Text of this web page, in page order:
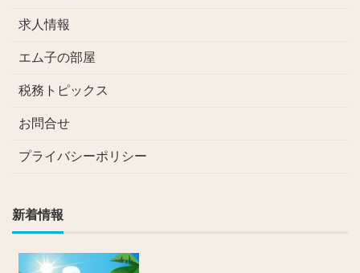
求人情報
エム子の部屋
税務トピックス
お問合せ
プライバシーポリシー
新着情報